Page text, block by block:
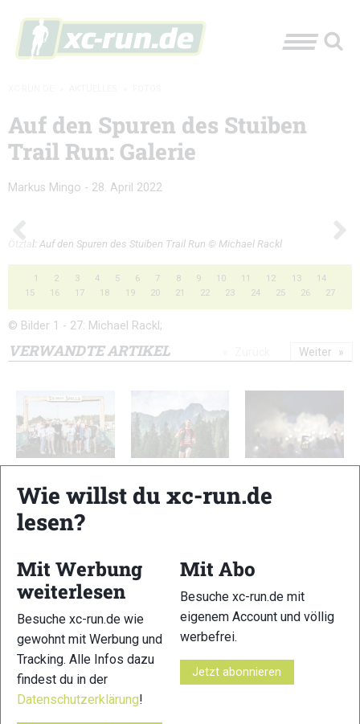
Auf den Spuren des Stuiben
Trail Run: Galerie
Markus Mingo - 28. April 2022
Ötztal: Auf den Spuren des Stuiben Trail Run © Michael Rackl
1 2 3 4 5 6 7 8 9 10 11 12 13
14
15
16 17 18 19 20 21 22 23 24 25 26 27
© Bilder 1 - 27: Michael Rackl;
VERWANDTE ARTIKEL
Galerie
Challenge 2026
Gallerie
ZUT2026: Galerie
Weiter
Schreibe einen Kommentar
xc-run.de ist DAS deutschsprachige Trailrunning-Portal mit
aktuellen News aus der Szene, einer Traildatenbank,
Trailrunning-Community und allem was du sonst noch über
deine Lieblingssportart wissen solltest.
Wie willst du xc-run.de
lesen?
Mit Werbung
weiterlesen
Besuche xc-run.de wie
gewohnt mit Werbung und
Tracking. Alle Infos dazu
findest du in der
Datenschutzerklärung!
Mit Abo
Besuche xc-run.de mit
eigenem Account und völlig
werbefrei.
Jetzt abonnieren